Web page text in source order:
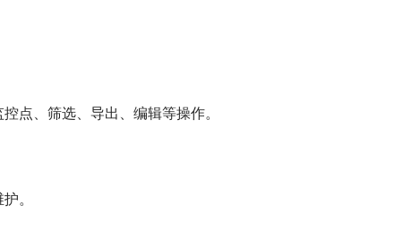
点、筛选、导出、编辑等操作。
。